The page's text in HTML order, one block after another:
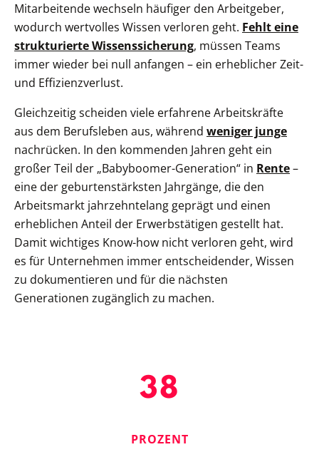
Mitarbeitende wechseln häufiger den Arbeitgeber,
wodurch wertvolles Wissen verloren geht. Fehlt eine
strukturierte Wissenssicherung, müssen Teams
immer wieder bei null anfangen – ein erheblicher Zeit-
und Effizienzverlust.
Gleichzeitig scheiden viele erfahrene Arbeitskräfte
aus dem Berufsleben aus, während weniger junge
nachrücken. In den kommenden Jahren geht ein
großer Teil der „Babyboomer-Generation“ in Rente–
eine der geburtenstärksten Jahrgänge, die den
Arbeitsmarkt jahrzehntelang geprägt und einen
erheblichen Anteil der Erwerbstätigen gestellt hat.
Damit wichtiges Know-how nicht verloren geht, wird
es für Unternehmen immer entscheidender, Wissen
zu dokumentieren und für die nächsten
Generationen zugänglich zu machen.
38
PROZENT